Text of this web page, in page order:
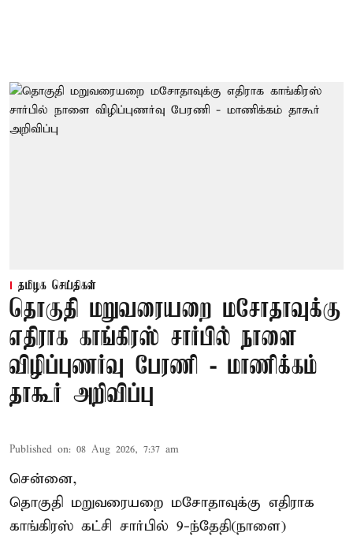
தமிழக செய்திகள்
தொகுதி மறுவரையறை மசோதாவுக்கு
எதிராக காங்கிரஸ் சார்பில் நாளை
விழிப்புணர்வு பேரணி - மாணிக்கம்
தாகூர் அறிவிப்பு
Published on: 08 Aug 2026, 7:37 am
சென்னை,
தொகுதி மறுவரையறை மசோதாவுக்கு எதிராக
காங்கிரஸ் கட்சி சார்பில் 9-ந்தேதி(நாளை)